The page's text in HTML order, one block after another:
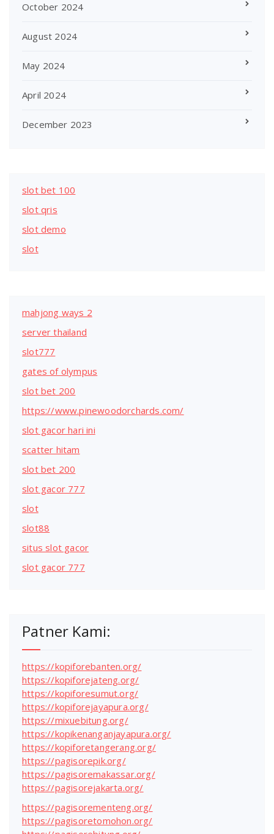
October 2024
August 2024
May 2024
April 2024
December 2023
slot bet 100
slot qris
slot demo
slot
mahjong ways 2
server thailand
slot777
gates of olympus
slot bet 200
https://www.pinewoodorchards.com/
slot gacor hari ini
scatter hitam
slot bet 200
slot gacor 777
slot
slot88
situs slot gacor
slot gacor 777
Patner Kami:
https://kopiforebanten.org/
https://kopiforejateng.org/
https://kopiforesumut.org/
https://kopiforejayapura.org/
https://mixuebitung.org/
https://kopikenanganjayapura.org/
https://kopiforetangerang.org/
https://pagisorepik.org/
https://pagisoremakassar.org/
https://pagisorejakarta.org/
https://pagisorementeng.org/
https://pagisoretomohon.org/